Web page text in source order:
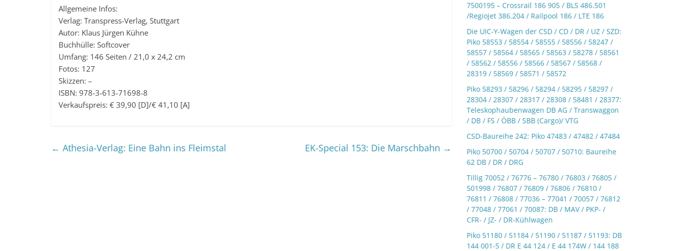
Allgemeine Infos:
Verlag: Transpress-Verlag, Stuttgart
Autor: Klaus Jürgen Kühne
Buchhülle: Softcover
Umfang: 146 Seiten / 21,0 x 24,2 cm
Fotos: 127
Skizzen: –
ISBN: 978-3-613-71698-8
Verkaufspreis: € 39,90 [D]/€ 41,10 [A]
← Athesia-Verlag: Eine Bahn ins Fleimstal EK-Special 153: Die Marschbahn →
7500195 – Crossrail 186 905 / BLS 486.501
/Regiojet 386.204 / Railpool 186 / LTE 186
Die UIC-Y-Wagen der CSD / CD / DR / UZ / SZD:
Piko 58553 / 58554 / 58555 / 58556 / 58247 /
58557 / 58564 / 58565 / 58563 / 58278 / 58561
/ 58562 / 58556 / 58566 / 58567 / 58568 /
28319 / 58569 / 58571 / 58572
Piko 58293 / 58296 / 58294 / 58295 / 58297 /
28304 / 28307 / 28317 / 28308 / 58481 / 28377:
Teleskophaubenwagen DB AG / Transwaggon
/ DB / FS / ÖBB / SBB (Cargo)/ VTG
CSD-Baureihe 242: Piko 47483 / 47482 / 47484
Piko 50700 / 50704 / 50707 / 50710: Baureihe
62 DB / DR / DRG
Tillig 70052 / 76776 – 76780 / 76803 / 76805 /
501998 / 76807 / 76809 / 76806 / 76810 /
76811 / 76808 / 77036 – 77041 / 70057 / 76812
/ 77048 / 77061 / 70087: DB / MAV / PKP- /
CFR- / JZ- / DR-Kühlwagen
Piko 51180 / 51184 / 51190 / 51187 / 51193: DB
144 001-5 / DR E 44 124 / E 44 174W / 144 188